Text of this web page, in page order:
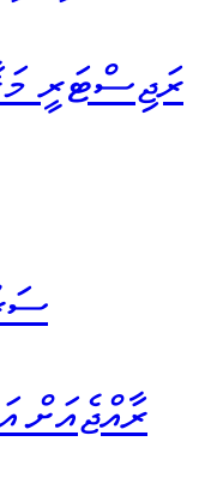
ރަޖިސްޓަރީ
ރާއްޖެއަށް